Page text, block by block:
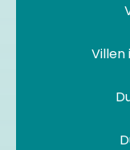
Villen